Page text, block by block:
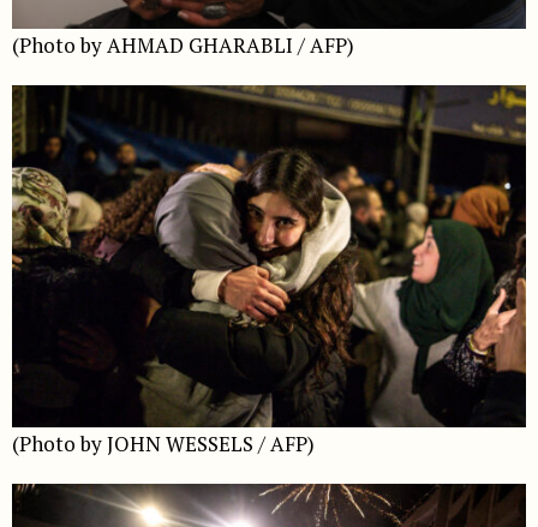
(Photo by AHMAD GHARABLI / AFP)
(Photo by JOHN WESSELS / AFP)